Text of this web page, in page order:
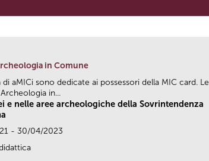
in Comune
di aMICi sono dedicate ai possessori della MIC card. Le
in...
e nelle aree archeologiche della Sovrintendenza
- 30/04/2023